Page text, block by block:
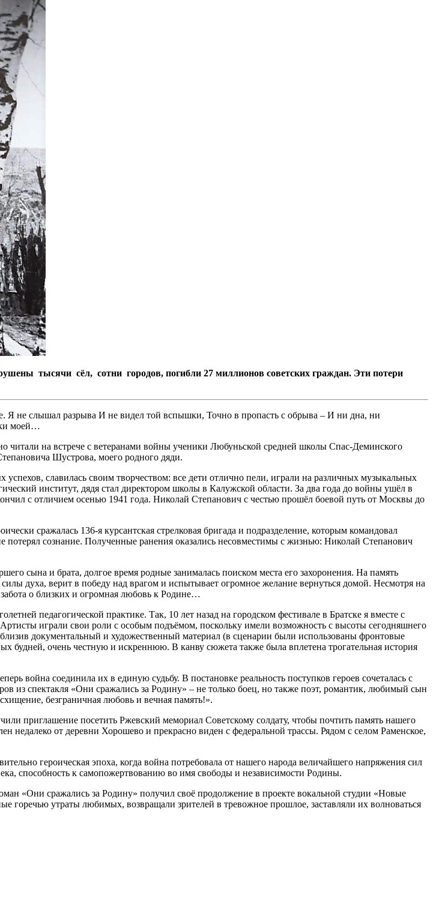
тысячи сёл, сотни городов, погибли 27 миллионов советских граждан. Эти потери
Я не слышал разрыва И не видел той вспышки, Точно в пропасть с обрыва – И ни дна, ни
моей…
читали на встрече с ветеранами войны ученики Любуньской средней школы Спас-Деминского
Шустрова, моего родного дяди.
славилась своим творчеством: все дети отлично пели, играли на различных музыкальных
институт, дядя стал директором школы в Калужской области. За два года до войны ушёл в
с отличием осенью 1941 года. Николай Степанович с честью прошёл боевой путь от Москвы до
сражалась 136-я курсантская стрелковая бригада и подразделение, которым командовал
сознание. Полученные ранения оказались несовместимы с жизнью: Николай Степанович
сына и брата, долгое время родные занималась поиском места его захоронения. На память
духа, верит в победу над врагом и испытывает огромное желание вернуться домой. Несмотря на
о близких и огромная любовь к Родине…
педагогической практике. Так, 10 лет назад на городском фестивале в Братске я вместе с
играли свои роли с особым подъёмом, поскольку имели возможность с высоты сегодняшнего
документальный и художественный материал (в сценарии были использованы фронтовые
будней, очень честную и искреннюю. В канву сюжета также была вплетена трогательная история
война соединила их в единую судьбу. В постановке реальность поступков героев сочеталась с
из спектакля «Они сражались за Родину» – не только боец, но также поэт, романтик, любимый сын
безграничная любовь и вечная память!».
приглашение посетить Ржевский мемориал Советскому солдату, чтобы почтить память нашего
недалеко от деревни Хорошево и прекрасно виден с федеральной трассы. Рядом с селом Раменское,
героическая эпоха, когда война потребовала от нашего народа величайшего напряжения сил
способность к самопожертвованию во имя свободы и независимости Родины.
«Они сражались за Родину» получил своё продолжение в проекте вокальной студии «Новые
утраты любимых, возвращали зрителей в тревожное прошлое, заставляли их волноваться